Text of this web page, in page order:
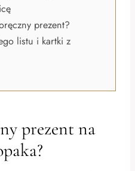
prezent?
listu i kartki z
prezent na